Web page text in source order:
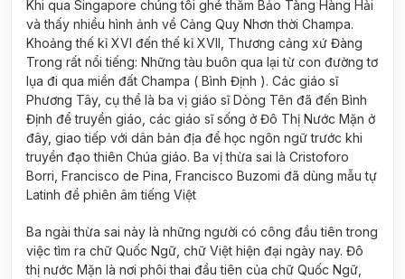
Khi qua Singapore chúng tôi ghé thăm Bảo Tàng Hàng Hải
và thấy nhiều hình ảnh về Cảng Quy Nhơn thời Champa.
Khoảng thế kỉ XVI đến thế kỉ XVII, Thương cảng xứ Đàng
Trong rất nổi tiếng: Những tàu buôn qua lại từ con đường tơ
lụa đi qua miền đất Champa ( Bình Định ). Các giáo sĩ
Phương Tây, cụ thể là ba vị giáo sĩ Dòng Tên đã đến Bình
Định để truyền giáo, các giáo sĩ sống ở Đô Thị Nước Mặn ở
đây, giao tiếp với dân bản địa để học ngôn ngữ trước khi
truyền đạo thiên Chúa giáo. Ba vị thừa sai là Cristoforo
Borri, Francisco de Pina, Francisco Buzomi đã dùng mẫu tự
Latinh để phiên âm tiếng Việt
Ba ngài thừa sai này là những người có công đầu tiên trong
việc tìm ra chữ Quốc Ngữ, chữ Việt hiện đại ngày nay. Đô
thị nước Mặn là nơi phôi thai đầu tiên của chữ Quốc Ngữ,